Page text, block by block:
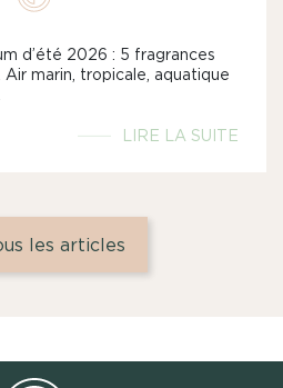
d’été 2026 : 5 fragrances
Air marin, tropicale, aquatique
LIRE LA SUITE
les articles